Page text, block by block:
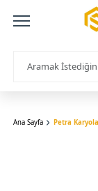
Ana Sayfa Petra